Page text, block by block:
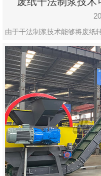
由于干法制浆技术能够将废纸